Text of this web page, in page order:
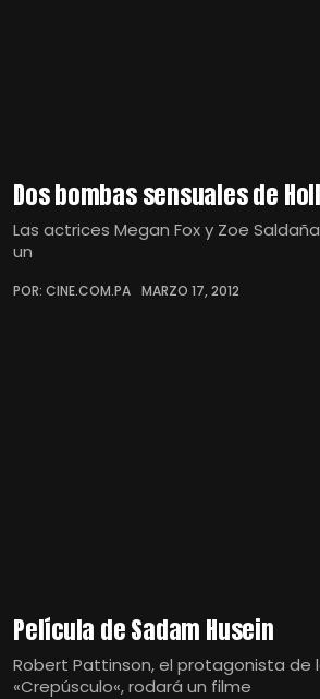
Dos bombas sensuales de
Las actrices Megan Fox y Zoe
un
POR: CINE.COM.PA MARZO 17, 2012
Película de Sadam Husein
Robert Pattinson, el protagonista de
«Crepúsculo«, rodará un filme